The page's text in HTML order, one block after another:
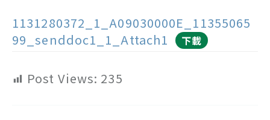
1131280372_1_A09030000E_11355065
99_senddoc1_1_Attach1
下載
Post Views: 235